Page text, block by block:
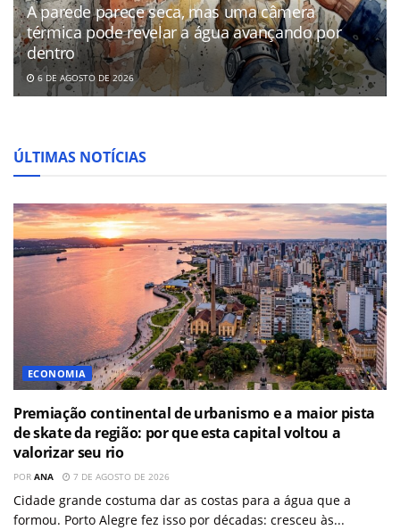
A parede parece seca, mas uma câmera
térmica pode revelar a água avançando por
dentro
6 DE AGOSTO DE 2026
ÚLTIMAS NOTÍCIAS
ECONOMIA
Premiação continental de urbanismo e a maior pista
de skate da região: por que esta capital voltou a
valorizar seu rio
POR ANA 7 DE AGOSTO DE 2026
Cidade grande costuma dar as costas para a água que a
formou. Porto Alegre fez isso por décadas: cresceu às...